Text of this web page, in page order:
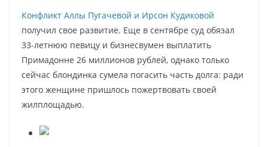
Конфликт Аллы Пугачевой и Ирсон Кудиковой
получил свое развитие. Еще в сентябре суд обязал
33-летнюю певицу и бизнесвумен выплатить
Примадонне 26 миллионов рублей, однако только
сейчас блондинка сумела погасить часть долга: ради
этого женщине пришлось пожертвовать своей
жилплощадью.